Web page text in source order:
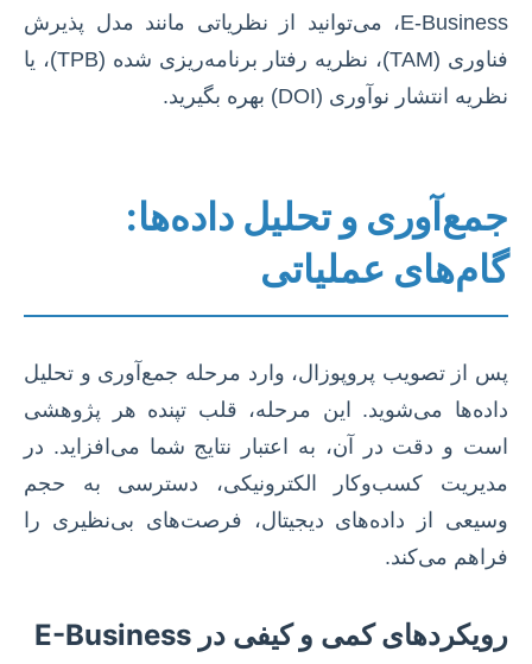
E-Business، می‌توانید از نظریاتی مانند مدل پذیرش
فناوری (TAM)، نظریه رفتار برنامه‌ریزی شده (TPB)، یا
نظریه انتشار نوآوری (DOI) بهره بگیرید.
جمع‌آوری و تحلیل داده‌ها:
گام‌های عملیاتی
پس از تصویب پروپوزال، وارد مرحله جمع‌آوری و تحلیل
داده‌ها می‌شوید. این مرحله، قلب تپنده هر پژوهشی
است و دقت در آن، به اعتبار نتایج شما می‌افزاید. در
مدیریت کسب‌وکار الکترونیکی، دسترسی به حجم
وسیعی از داده‌های دیجیتال، فرصت‌های بی‌نظیری را
فراهم می‌کند.
رویکردهای کمی و کیفی در E-Business